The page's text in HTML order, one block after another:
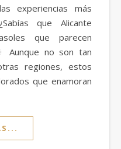
experiencias más
que Alicante
que parecen
Aunque no son tan
regiones, estos
que enamoran